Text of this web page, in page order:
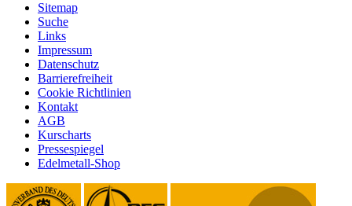
Sitemap
Suche
Links
Impressum
Datenschutz
Barrierefreiheit
Cookie Richtlinien
Kontakt
AGB
Kurscharts
Pressespiegel
Edelmetall-Shop